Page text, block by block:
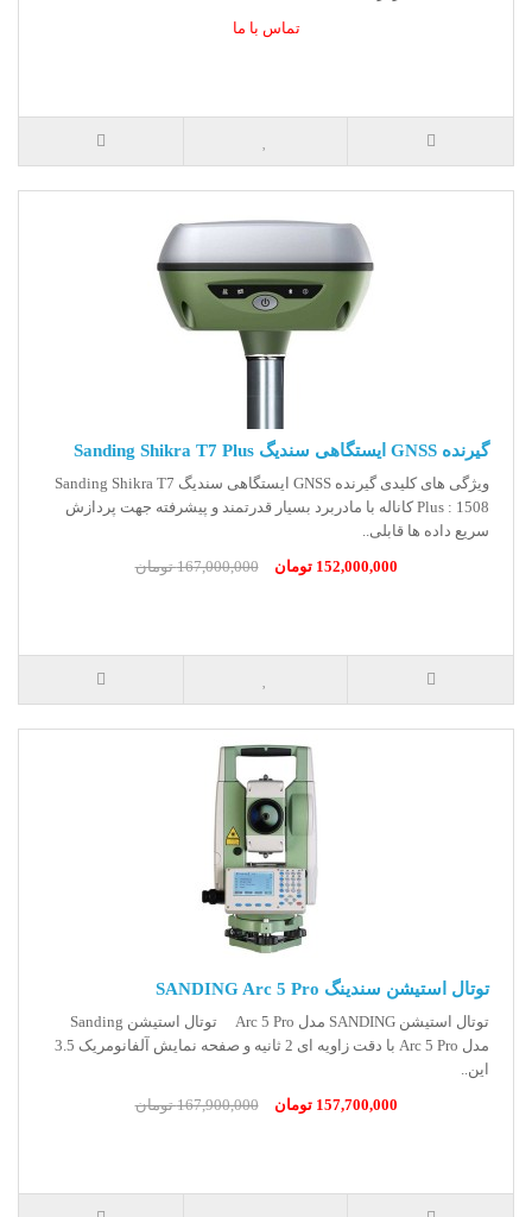
تماس با ما
گیرنده GNSS ایستگاهی سندیگ Sanding Shikra T7 Plus
ویژگی های کلیدی گیرنده GNSS ایستگاهی سندیگ Sanding Shikra T7
Plus : 1508 کاناله با مادربرد بسیار قدرتمند و پیشرفته جهت پردازش
سریع داده ها قابلی..
152,000,000 تومان
167,000,000 تومان
توتال استیشن سندینگ SANDING Arc 5 Pro
توتال استیشن SANDING مدل Arc 5 Pro توتال استیشن Sanding
مدل Arc 5 Pro با دقت زاویه ای 2 ثانیه و صفحه نمایش آلفانومریک 3.5
این..
157,700,000 تومان
167,900,000 تومان